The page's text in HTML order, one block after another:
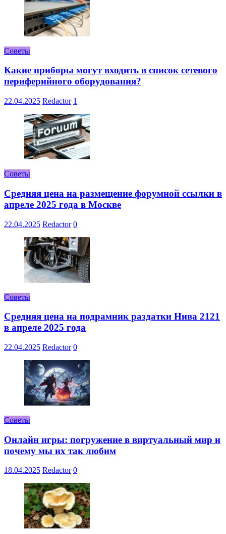
Советы
Какие приборы могут входить в список сетевого
периферийного оборудования?
22.04.2025 Redactor 1
Советы
Средняя цена на размещение форумной ссылки в
апреле 2025 года в Москве
22.04.2025 Redactor 0
Советы
Средняя цена на подрамник раздатки Нива 2121
в апреле 2025 года
22.04.2025 Redactor 0
Советы
Онлайн игры: погружение в виртуальный мир и
почему мы их так любим
18.04.2025 Redactor 0